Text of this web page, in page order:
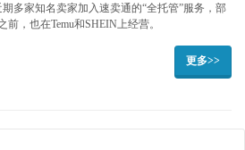
多家知名卖家加入速卖通的“全托管”服务，部
，也在Temu和SHEIN上经营。
更多>>